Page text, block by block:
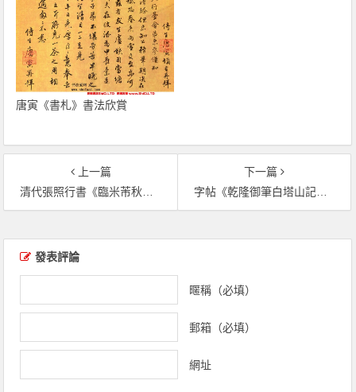
唐寅《書札》書法欣賞
上一篇
清代張照行書《臨米芾秋夜詩帖卷》（共16張圖片）
下一篇
字帖《乾隆御筆白塔山記》行書書法四卷（共11張圖片）
發表評論
暱稱（必填）
郵箱（必填）
網址